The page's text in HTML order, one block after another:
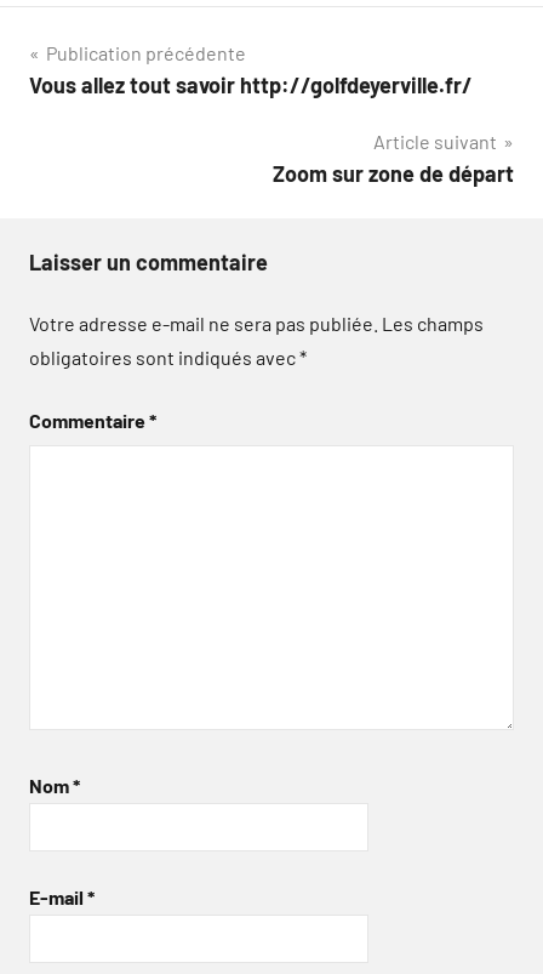
Navigation
de
Publication précédente
Vous allez tout savoir http://golfdeyerville.fr/
Article suivant
Zoom sur zone de départ
Laisser un commentaire
Votre adresse e-mail ne sera pas publiée. Les champs
obligatoires sont indiqués avec*
Commentaire*
Nom*
E-mail *